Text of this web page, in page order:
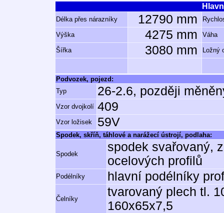
Délka přes nárazníky 12790 mm
Výška 4275 mm Váha
Šířka 3080 mm Ložný
Podvozek, pojezd:
Typ
26-2.6, později
Vzor dvojkolí 409
Vzor ložisek 59V
Spodek, skříň, táhlové a narážecí ústrojí, podlaha:
Spodek
spodek svařovaný,
ocelových profilů
Podélníky hlavní podélníky
Čelníky
tvarovaný plech tl.
160x65x7,5